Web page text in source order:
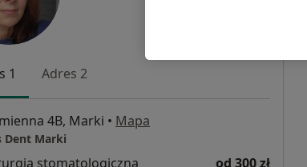
1 Adres 2
4B, Marki • Mapa
Dent Marki
stomatologiczna od 300 zł